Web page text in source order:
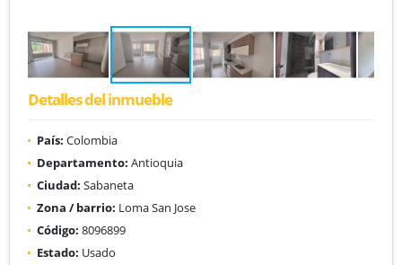
Detalles del inmueble
País: Colombia
Departamento: Antioquia
Ciudad: Sabaneta
Zona / barrio: Loma San Jose
Código: 8096899
Estado: Usado